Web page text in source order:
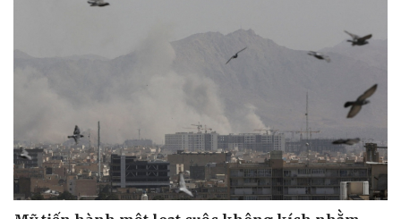
Mỹ tiến hành một loạt cuộc không kích nhằm
vào Iran